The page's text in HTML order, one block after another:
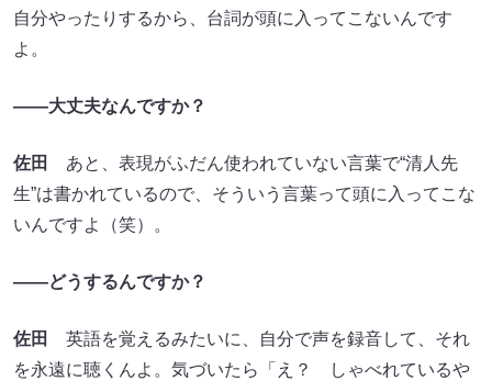
自分やったりするから、台詞が頭に入ってこないんです
よ。
――大丈夫なんですか？
佐田
あと、表現がふだん使われていない言葉で“清人先
生”は書かれているので、そういう言葉って頭に入ってこな
いんですよ（笑）。
――どうするんですか？
佐田
英語を覚えるみたいに、自分で声を録音して、それ
を永遠に聴くんよ。気づいたら「え？ しゃべれているや